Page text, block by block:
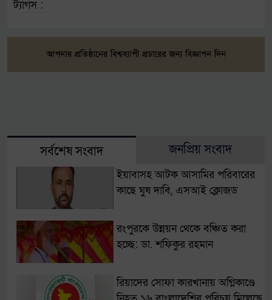
ট্যাগস :
সর্বশেষ সংবাদ জনপ্রিয় সংবাদ
ইয়াবাসহ আটক আসামির পরিবারের
কাছে ঘুষ দাবি, এসআই ক্লোজড
রংপুরকে উন্নয়ন থেকে বঞ্চিত করা
হচ্ছে: ডা. শফিকুর রহমান
রিয়াদের সোফা কারখানায় অগ্নিকাণ্ডে